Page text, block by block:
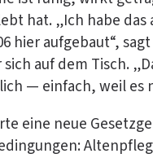
hat. „Ich habe
hier aufgebaut“,
auf dem Tisch.
— einfach, weil es
eine neue